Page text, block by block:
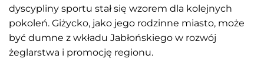
dyscypliny sportu stał się wzorem dla kolejnych
pokoleń. Giżycko, jako jego rodzinne miasto, może
być dumne z wkładu Jabłońskiego w rozwój
żeglarstwa i promocję regionu.